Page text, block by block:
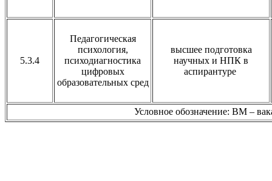
5.3.4
Педагогическая
психология,
психодиагностика
цифровых
образовательных сред
высшее подготовка
научных и НПК в
аспирантуре
Условное обозначение: ВМ –